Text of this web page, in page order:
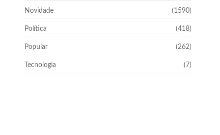
Novidade (1590)
Política (418)
Popular (262)
Tecnologia (7)